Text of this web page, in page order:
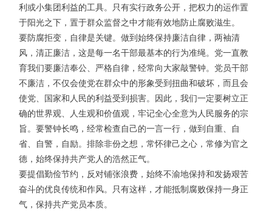
利或小集团利益的工具。只有实行政务公开，把权力的运作置
于阳光之下，置于群众监督之中才能有效地防止腐败滋生。
要防腐拒变，自律是关键。做到始终保持廉洁自律，两袖清
风，清正廉洁，这是每一名干部最基本的行为准绳。党一直教
育我们要廉洁奉公、严格自律，经常向大家敲警钟。党员干部
不廉洁，不仅会使党在群众中的形象受到扭曲和破坏，而且会
使党、国家和人民的利益受到损害。因此，我们一定要树立正
确的世界观、人生观和价值观，牢记全心全意为人民服务的宗
旨。要警钟长鸣，经常检查自己的一言一行，做到自重、自
省、自警，自励。排除非份之想，常怀律己之心，常修为官之
德，始终保持共产党人的浩然正气。
要提倡勤俭节约，反对铺张浪费，始终不渝地保持和发扬艰苦
奋斗的优良传统和作风。只有这样，才能抵制腐败保持一身正
气，保持共产党员本质。